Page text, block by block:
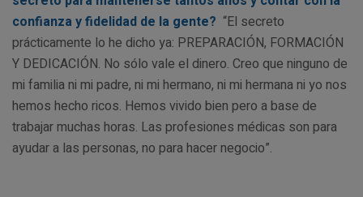
confianza y fidelidad de la gente? “El secreto
prácticamente lo he dicho ya: PREPARACIÓN, FORMACIÓN
Y DEDICACIÓN. No sólo vale el dinero. Creo que ninguno de
mi familia ni mi padre, ni mi hermano, ni mi hermana ni yo nos
hemos hecho ricos. Hemos vivido bien pero a base de
trabajar muchas horas. Las profesiones médicas son para
ayudar a las personas, no para hacer negocio”.